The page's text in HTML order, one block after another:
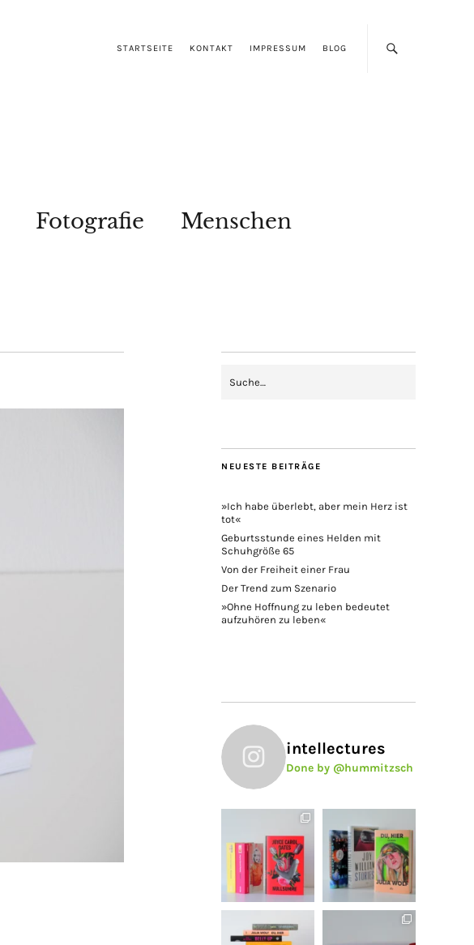
STARTSEITE KONTAKT IMPRESSUM BLOG
Fotografie Menschen
NEUESTE BEITRÄGE
»Ich habe überlebt, aber mein Herz ist
tot«
Geburtsstunde eines Helden mit
Schuhgröße 65
Von der Freiheit einer Frau
Der Trend zum Szenario
»Ohne Hoffnung zu leben bedeutet
aufzuhören zu leben«
intellectures
Done by @hummitzsch